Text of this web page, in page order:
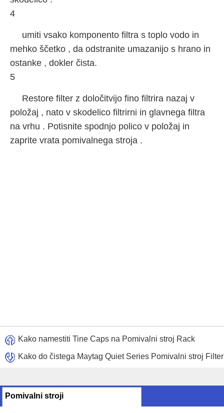
4
umiti vsako komponento filtra s toplo vodo in
mehko ščetko , da odstranite umazanijo s hrano in
ostanke , dokler čista.
5
Restore filter z določitvijo fino filtrira nazaj v
položaj , nato v skodelico filtrirni in glavnega filtra
na vrhu . Potisnite spodnjo polico v položaj in
zaprite vrata pomivalnega stroja .
Kako namestiti Tine Caps na Pomivalni stroj Rack
Kako do čistega Maytag Quiet Series Pomivalni stroj Filter
Pomivalni stroji